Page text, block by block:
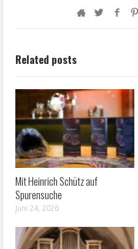
Related posts
Mit Heinrich Schütz auf
Spurensuche
Juni 24, 2026